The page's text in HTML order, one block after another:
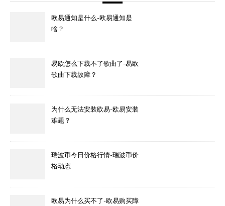
欧易通知是什么-欧易通知是
啥？
易欧怎么下载不了歌曲了-易欧
歌曲下载故障？
为什么无法安装欧易-欧易安装
难题？
瑞波币今日价格行情-瑞波币价
格动态
欧易为什么买不了-欧易购买障